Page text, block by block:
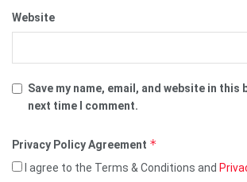
Website
Save my name, email, and website in
next time I comment.
Privacy Policy Agreement *
I agree to the Terms & Conditions and